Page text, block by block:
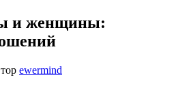
и женщины:
ewermind